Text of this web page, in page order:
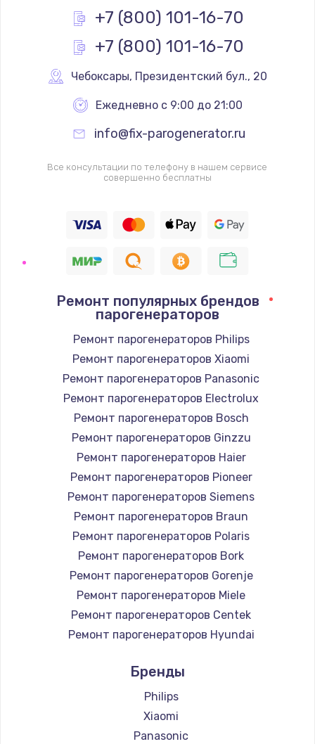
+7 (800) 101-16-70
+7 (800) 101-16-70
Чебоксары, Президентский бул., 20
Ежедневно с 9:00 до 21:00
info@fix-parogenerator.ru
Все консультации по телефону в нашем сервисе
совершенно бесплатны
Ремонт популярных брендов
парогенераторов
Ремонт парогенераторов Philips
Ремонт парогенераторов Xiaomi
Ремонт парогенераторов Panasonic
Ремонт парогенераторов Electrolux
Ремонт парогенераторов Bosch
Ремонт парогенераторов Ginzzu
Ремонт парогенераторов Haier
Ремонт парогенераторов Pioneer
Ремонт парогенераторов Siemens
Ремонт парогенераторов Braun
Ремонт парогенераторов Polaris
Ремонт парогенераторов Bork
Ремонт парогенераторов Gorenje
Ремонт парогенераторов Miele
Ремонт парогенераторов Centek
Ремонт парогенераторов Hyundai
Ремонт парогенераторов DELTA
Ремонт парогенераторов Silter
Ремонт парогенераторов Chayka
Ремонт парогенераторов Beko
Бренды
Philips
Xiaomi
Panasonic